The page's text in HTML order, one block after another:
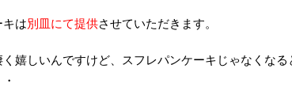
キは別皿にて提供させていただきます。
嬉しいんですけど、スフレパンケーキじゃなくな